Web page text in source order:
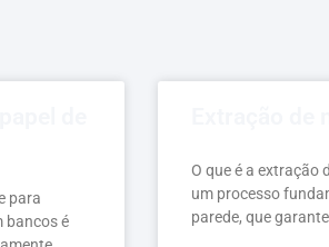
para
bancos é
O que é a extração
um processo
parede, que